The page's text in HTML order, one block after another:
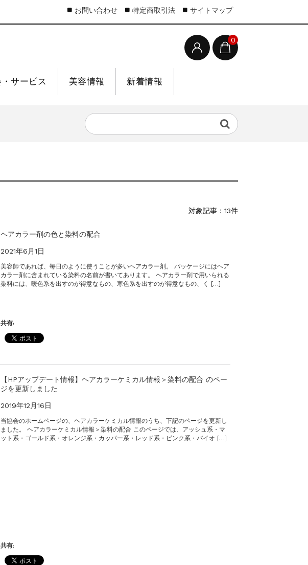
0
サービス 美容情報 新着情報
お問い合わせ 特定商取引法 サイトマップ
対象記事：13件
ヘアカラー剤の色と染料の配合
2021年6月1日
美容師であれば、毎日のように使うことが多いヘアカラー剤。 パッケージにはヘア
カラー剤に含まれている染料の名前が書いてあります。 ヘアカラー剤で用いられる
染料には、暖色系を出すのが得意なもの、寒色系を出すのが得意なもの、く […]
共有:
【HPアップデート情報】ヘアカラーケミカル情報＞染料の配合 のペー
ジを更新しました
2019年12月16日
当協会のホームページの、ヘアカラーケミカル情報のうち、下記のページを更新し
ました。 ヘアカラーケミカル情報＞染料の配合 このページでは、アッシュ系・マ
ット系・ゴールド系・オレンジ系・カッパー系・レッド系・ピンク系・バイオ […]
共有: